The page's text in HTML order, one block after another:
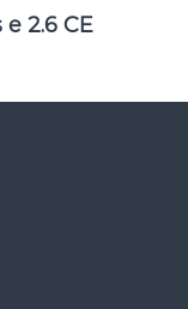
2.6 CE